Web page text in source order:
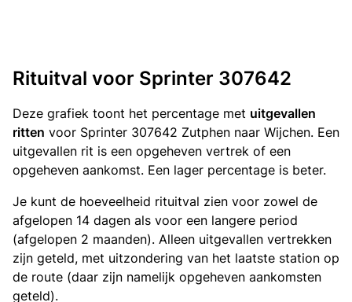
Rituitval voor Sprinter 307642
Deze grafiek toont het percentage met uitgevallen
ritten voor Sprinter 307642 Zutphen naar Wijchen. Een
uitgevallen rit is een opgeheven vertrek of een
opgeheven aankomst. Een lager percentage is beter.
Je kunt de hoeveelheid rituitval zien voor zowel de
afgelopen 14 dagen als voor een langere period
(afgelopen 2 maanden). Alleen uitgevallen vertrekken
zijn geteld, met uitzondering van het laatste station op
de route (daar zijn namelijk opgeheven aankomsten
geteld).